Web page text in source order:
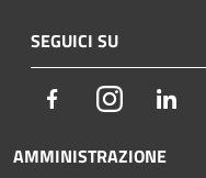
SEGUICI SU
FacebookInstagram
AMMINISTRAZIONE